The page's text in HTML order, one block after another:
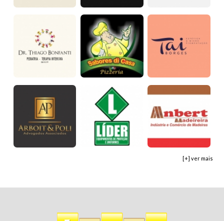
[+] ver mais